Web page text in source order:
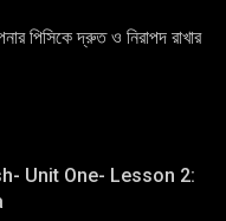
পিসিকে দ্রুত ও নিরাপদ রাখার
Unit One- Lesson 2: